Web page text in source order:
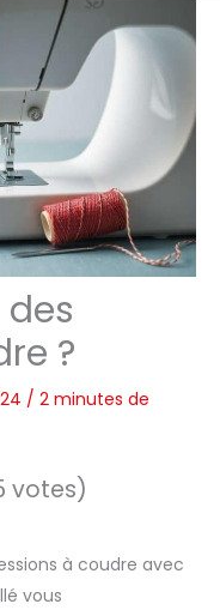
?
/ 2 minutes de
votes)
à coudre avec
vous